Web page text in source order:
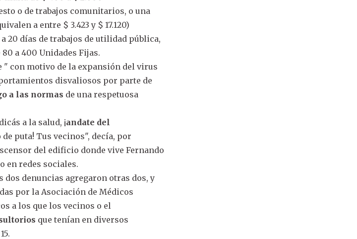
o de trabajos comunitarios, o una
a entre $ 3.423 y $ 17.120)
20 días de trabajos de utilidad pública,
a 400 Unidades Fijas.
" con motivo de la expansión del virus
disvaliosos por parte de
a las normas de una respetuosa
a la salud, ¡andate del
puta! Tus vecinos", decía, por
del edificio donde vive Fernando
en redes sociales.
denuncias agregaron otras dos, y
por la Asociación de Médicos
a los que los vecinos o el
que tenían en diversos